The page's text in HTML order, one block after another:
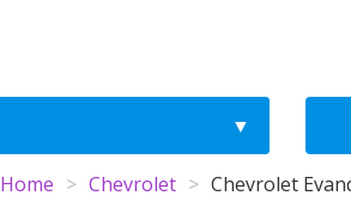
Home > Chevrolet > Chevrolet